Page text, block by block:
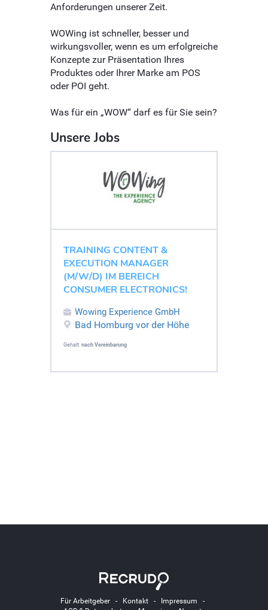
Anforderungen unserer Zeit.
WOWing ist schneller, besser und
wirkungsvoller, wenn es um erfolgreiche
Konzepte zur Präsentation Ihres
Produktes oder Ihrer Marke am POS
oder POI geht.
Was für ein „WOW“ darf es für Sie sein?
Unsere Jobs
TRAINING CONTENT &
EXECUTION MANAGER
(M/W/D) IM BEREICH
CONSUMER ELECTRONICS!
Wowing Experience GmbH
Bad Homburg vor der Höhe
Gehalt: nach Vereinbarung
Für Arbeitgeber- Kontakt- Impressum -